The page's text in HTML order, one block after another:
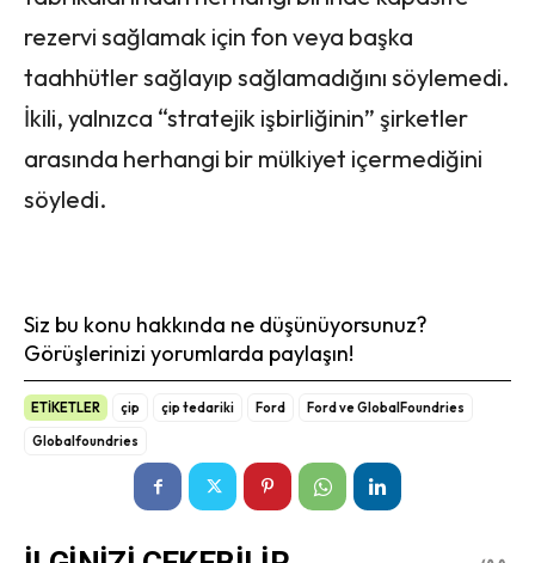
rezervi sağlamak için fon veya başka
taahhütler sağlayıp sağlamadığını söylemedi.
İkili, yalnızca “stratejik işbirliğinin” şirketler
arasında herhangi bir mülkiyet içermediğini
söyledi.
Siz bu konu hakkında ne düşünüyorsunuz?
Görüşlerinizi yorumlarda paylaşın!
ETİKETLER çip çip tedariki Ford
Ford ve GlobalFoundries
Globalfoundries